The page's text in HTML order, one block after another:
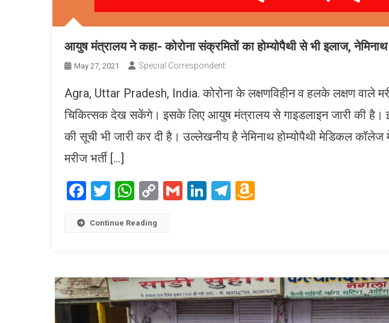
आयुष मंत्रालय ने कहा- कोरोना संक्रमितों का होम्योपैथी से भी इलाज,
May 27, 2021 Special Correspondent
Agra, Uttar Pradesh, India. कोरोना के लक्षणविहीन व हलके लक्षण वाले
चिकित्सक देख सकेंगे। इसके लिए आयुष मंत्रालय से गाइडलाइन जारी की है।
की सूची भी जारी कर दी है। उल्लेखनीय है नेमिनाथ होम्योपैथी मेडिकल कॉलेज
मरीज भर्ती […]
Facebook
Twitter
WhatsApp
CopyGmailLinkedIn
Telegram
Continue Reading